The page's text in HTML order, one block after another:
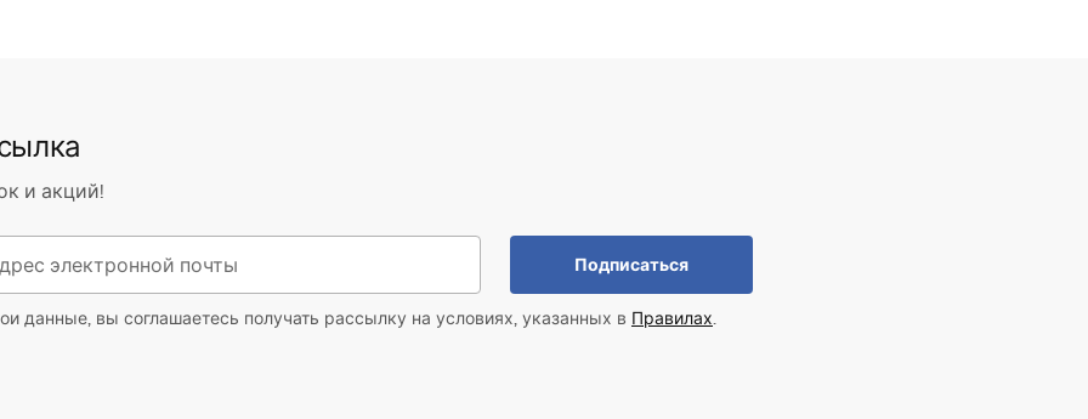
– они не занимают много места и хорошо сочетаются с круглыми зеркалами и компактными накладными смесителями.
чаши, а их продолговатая форма подходит для длинных столешниц с местом для аксессуаров или второй раковины.
одновременно придаёт ей визуальную лёгкость.
и стеклянных раковин
или закалённого стекла, поэтому они прочны и устойчивы к повседневной эксплуатации. Эти материалы хорошо переносят перепады
и акций!
Подписаться
данные, вы соглашаетесь получать рассылку на условиях, указанных в Правилах.